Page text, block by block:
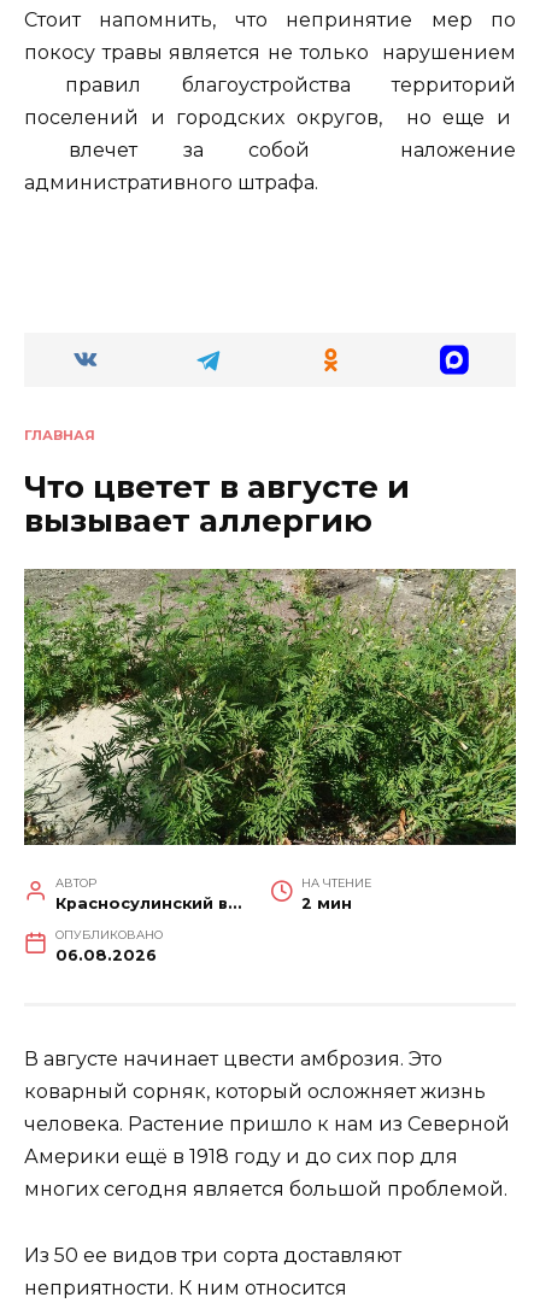
Стоит напомнить, что непринятие мер по
покосу травы является не только нарушением
правил благоустройства территорий
поселений и городских округов, но еще и
влечет за собой наложение
административного штрафа.
ГЛАВНАЯ
Что цветет в августе и
вызывает аллергию
АВТОР
Красносулинский вестник
НА ЧТЕНИЕ
2 мин
ОПУБЛИКОВАНО
06.08.2026
В августе начинает цвести амброзия. Это
коварный сорняк, который осложняет жизнь
человека. Растение пришло к нам из Северной
Америки ещё в 1918 году и до сих пор для
многих сегодня является большой проблемой.
Из 50 ее видов три сорта доставляют
неприятности. К ним относится